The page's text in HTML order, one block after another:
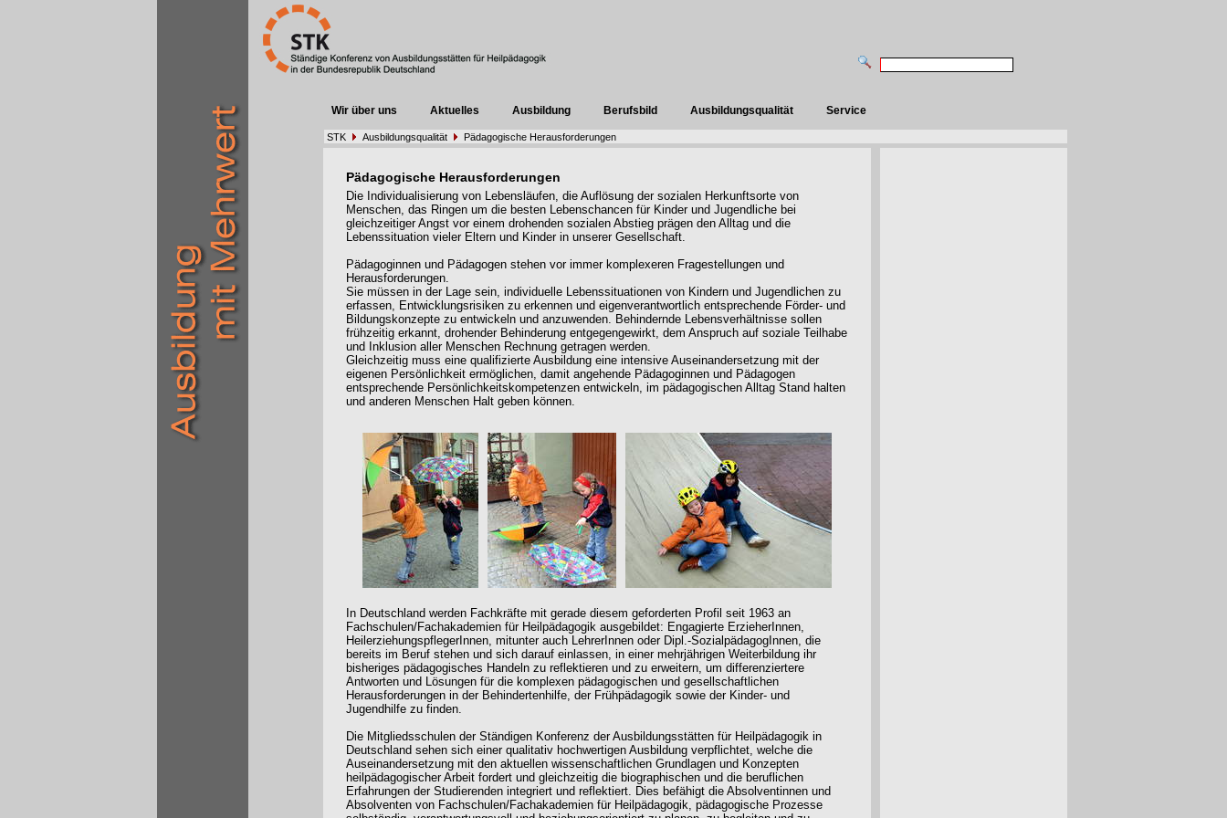
Wir über uns Aktuelles Ausbildung Berufsbild Ausbildungsqualität Service
STK Ausbildungsqualität Pädagogische Herausforderungen
Pädagogische Herausforderungen
Die Individualisierung von Lebensläufen, die Auflösung der sozialen Herkunftsorte von
Menschen, das Ringen um die besten Lebenschancen für Kinder und Jugendliche bei
gleichzeitiger Angst vor einem drohenden sozialen Abstieg prägen den Alltag und die
Lebenssituation vieler Eltern und Kinder in unserer Gesellschaft.
Pädagoginnen und Pädagogen stehen vor immer komplexeren Fragestellungen und
Herausforderungen.
Sie müssen in der Lage sein, individuelle Lebenssituationen von Kindern und Jugendlichen zu
erfassen, Entwicklungsrisiken zu erkennen und eigenverantwortlich entsprechende Förder- und
Bildungskonzepte zu entwickeln und anzuwenden. Behindernde Lebensverhältnisse sollen
frühzeitig erkannt, drohender Behinderung entgegengewirkt, dem Anspruch auf soziale Teilhabe
und Inklusion aller Menschen Rechnung getragen werden.
Gleichzeitig muss eine qualifizierte Ausbildung eine intensive Auseinandersetzung mit der
eigenen Persönlichkeit ermöglichen, damit angehende Pädagoginnen und Pädagogen
entsprechende Persönlichkeitskompetenzen entwickeln, im pädagogischen Alltag Stand halten
und anderen Menschen Halt geben können.
In Deutschland werden Fachkräfte mit gerade diesem geforderten Profil seit 1963 an
Fachschulen/Fachakademien für Heilpädagogik ausgebildet: Engagierte ErzieherInnen,
HeilerziehungspflegerInnen, mitunter auch LehrerInnen oder Dipl.-SozialpädagogInnen, die
bereits im Beruf stehen und sich darauf einlassen, in einer mehrjährigen Weiterbildung ihr
bisheriges pädagogisches Handeln zu reflektieren und zu erweitern, um differenziertere
Antworten und Lösungen für die komplexen pädagogischen und gesellschaftlichen
Herausforderungen in der Behindertenhilfe, der Frühpädagogik sowie der Kinder- und
Jugendhilfe zu finden.
Die Mitgliedsschulen der Ständigen Konferenz der Ausbildungsstätten für Heilpädagogik in
Deutschland sehen sich einer qualitativ hochwertigen Ausbildung verpflichtet, welche die
Auseinandersetzung mit den aktuellen wissenschaftlichen Grundlagen und Konzepten
heilpädagogischer Arbeit fordert und gleichzeitig die biographischen und die beruflichen
Erfahrungen der Studierenden integriert und reflektiert. Dies befähigt die Absolventinnen und
Absolventen von Fachschulen/Fachakademien für Heilpädagogik, pädagogische Prozesse